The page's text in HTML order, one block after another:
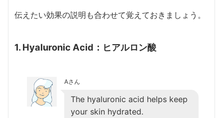
伝えたい効果の説明も合わせて覚えておきましょう。
1. Hyaluronic Acid：ヒアルロン酸
Aさん
The hyaluronic acid helps keep
your skin hydrated.